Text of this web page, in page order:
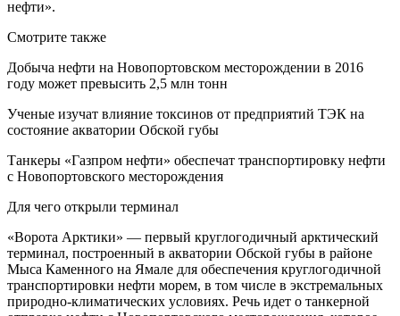
нефти».
Смотрите также
Добыча нефти на Новопортовском месторождении в 2016
году может превысить 2,5 млн тонн
Ученые изучат влияние токсинов от предприятий ТЭК на
состояние акватории Обской губы
Танкеры «Газпром нефти» обеспечат транспортировку нефти
с Новопортовского месторождения
Для чего открыли терминал
«Ворота Арктики» — первый круглогодичный арктический
терминал, построенный в акватории Обской губы в районе
Мыса Каменного на Ямале для обеспечения круглогодичной
транспортировки нефти морем, в том числе в экстремальных
природно-климатических условиях. Речь идет о танкерной